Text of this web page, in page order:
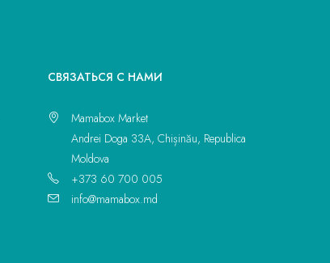
CВЯЗАТЬСЯ С НАМИ
Mamabox Market
Andrei Doga 33A, Chișinău, Republica
Moldova
+373 60 700 005
info@mamabox.md